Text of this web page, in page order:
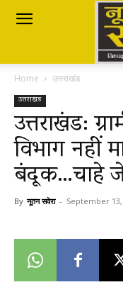
Nutan
Savera
नूतन
सवेरा
Home उत्तराखंड
उत्तराखंड
उत्तराखंड:
विभाग नहीं
बंदूक…चाहे
By नूतन सवेरा - September 13,